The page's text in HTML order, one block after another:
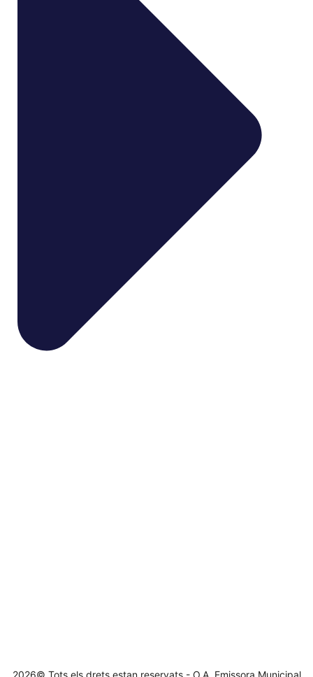
2026© Tots els drets estan reservats - O.A. Emissora Municipal